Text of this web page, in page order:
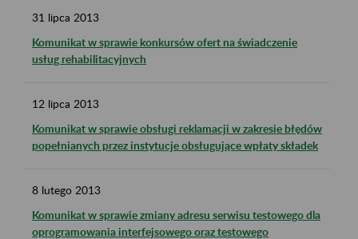
31 lipca 2013
Komunikat w sprawie konkursów ofert na świadczenie
usług rehabilitacyjnych
12 lipca 2013
Komunikat w sprawie obsługi reklamacji w zakresie błędów
popełnianych przez instytucje obsługujące wpłaty składek
8 lutego 2013
Komunikat w sprawie zmiany adresu serwisu testowego dla
oprogramowania interfejsowego oraz testowego